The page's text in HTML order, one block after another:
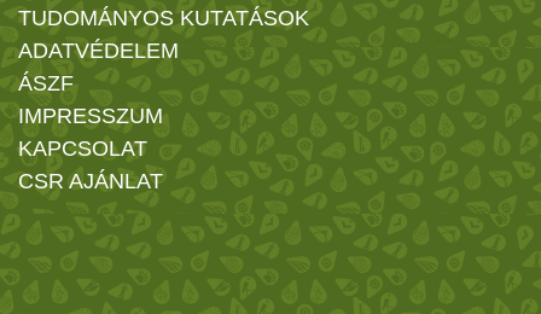
TUDOMÁNYOS KUTATÁSOK
ADATVÉDELEM
ÁSZF
IMPRESSZUM
KAPCSOLAT
CSR AJÁNLAT